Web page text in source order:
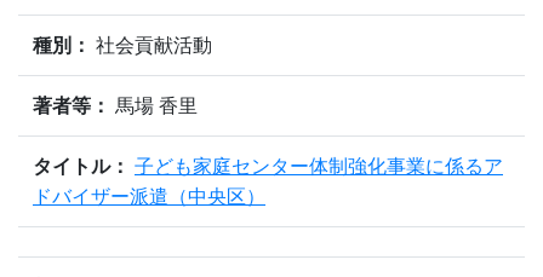
種別： 社会貢献活動
著者等： 馬場 香里
タイトル： 子ども家庭センター体制強化事業に係るア
ドバイザー派遣（中央区）